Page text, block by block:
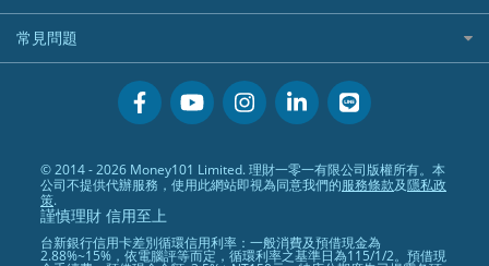
行動支付優惠
旅遊訂房優惠
小額借款
循環貸款
汽機車貸款比較
信用貸款銀行列表
債務整合
24小時內入帳貸款
訂閱電子報
媒體聯絡
關於我們
專欄文章
常見問題
活動禮贈品兌換相關
會員相關常見問題
金融商品常見問題
© 2014 - 2026 Money101 Limited. 理財一零一有限公司版權所有。本
公司不提供代辦服務，使用此網站即視為同意我們的服務條款及隱私政
策.
謹慎理財 信用至上
台新銀行信用卡差別循環信用利率：一般消費及預借現金為
2.88%~15%，依電腦評等而定，循環利率之基準日為115/1/2。預借現